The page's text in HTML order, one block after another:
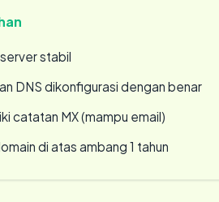
stabil
DNS dikonfigurasi dengan benar
catatan MX (mampu email)
di atas ambang 1 tahun